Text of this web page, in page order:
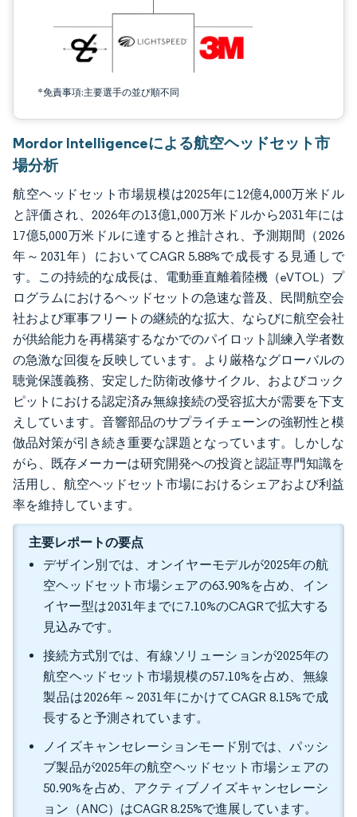
*免責事項:主要選手の並び順不同
Mordor Intelligenceによる航空ヘッドセット市
場分析
航空ヘッドセット市場規模は2025年に12億4,000万米ドル
と評価され、2026年の13億1,000万米ドルから2031年には
17億5,000万米ドルに達すると推計され、予測期間（2026
年～2031年）においてCAGR 5.88%で成長する見通しで
す。この持続的な成長は、電動垂直離着陸機（eVTOL）プ
ログラムにおけるヘッドセットの急速な普及、民間航空会
社および軍事フリートの継続的な拡大、ならびに航空会社
が供給能力を再構築するなかでのパイロット訓練入学者数
の急激な回復を反映しています。より厳格なグローバルの
聴覚保護義務、安定した防衛改修サイクル、およびコック
ピットにおける認定済み無線接続の受容拡大が需要を下支
えしています。音響部品のサプライチェーンの強靭性と模
倣品対策が引き続き重要な課題となっています。しかしな
がら、既存メーカーは研究開発への投資と認証専門知識を
活用し、航空ヘッドセット市場におけるシェアおよび利益
率を維持しています。
主要レポートの要点
デザイン別では、オンイヤーモデルが2025年の航
空ヘッドセット市場シェアの63.90%を占め、イン
イヤー型は2031年までに7.10%のCAGRで拡大する
見込みです。
接続方式別では、有線ソリューションが2025年の
航空ヘッドセット市場規模の57.10%を占め、無線
製品は2026年～2031年にかけてCAGR 8.15%で成
長すると予測されています。
ノイズキャンセレーションモード別では、パッシ
ブ製品が2025年の航空ヘッドセット市場シェアの
50.90%を占め、アクティブノイズキャンセレーシ
ョン（ANC）はCAGR 8.25%で進展しています。